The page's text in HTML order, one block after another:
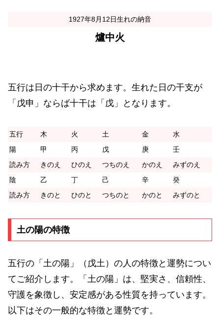
1927年8月12日生れの納音
爐中火
五行は日の十干から求めます。生れた日の干支が
「戊申」ならば十干は「戊」となります。
五行 木 火 土 金
水
陽
甲 丙 戊 庚
壬
読み方
きのえ ひのえ つちのえ かのえ
みずのえ
陰
乙 丁 己 辛
癸
読み方
きのと ひのと つちのと かのと みずのと
土の陽の特徴
五行の「土の陽」（戊土）の人の特徴と運勢につい
てご紹介します。「土の陽」は、堅実さ、信頼性、
守護を象徴し、安定感がある性質を持っています。
以下はその一般的な特徴と運勢です。